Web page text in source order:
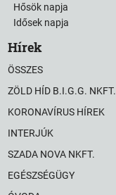
Hősök napja
Idősek napja
Hírek
ÖSSZES
ZÖLD HÍD B.I.G.G. NKFT.
KORONAVÍRUS HÍREK
INTERJÚK
SZADA NOVA NKFT.
EGÉSZSÉGÜGY